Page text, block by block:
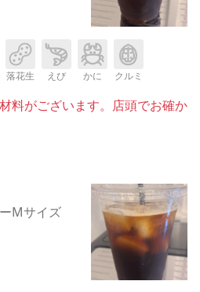
落花生 えび かに クルミ
料がございます。店頭でお確か
Mサイズ